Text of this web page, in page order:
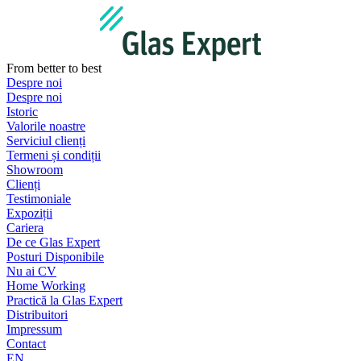
From better to best
Despre noi
Despre noi
Istoric
Valorile noastre
Serviciul clienți
Termeni și condiții
Showroom
Clienți
Testimoniale
Expoziții
Cariera
De ce Glas Expert
Posturi Disponibile
Nu ai CV
Home Working
Practică la Glas Expert
Distribuitori
Impressum
Contact
EN